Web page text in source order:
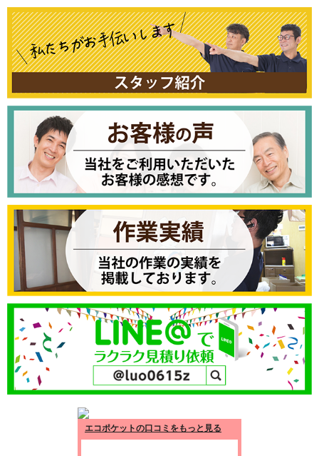
エコポケットの口コミをもっと見る